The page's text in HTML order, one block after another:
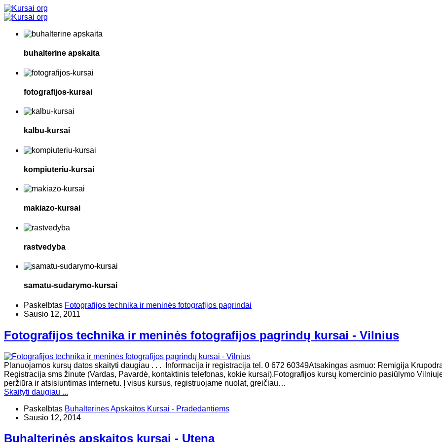
buhalterine apskaita
fotografijos-kursai
kalbu-kursai
kompiuteriu-kursai
makiazo-kursai
rastvedyba
samatu-sudarymo-kursai
Paskelbtas Fotografijos technika ir meninės fotografijos pagrindai
Sausio 12, 2011
Fotografijos technika ir meninės fotografijos pagrindų kursai - Vilnius
Planuojamos kursų datos skaityti daugiau . . . Informacija ir registracija tel. 0 672 60349Atsakingas asmuo: Remigija
Registracija sms žinute (Vardas, Pavardė, kontaktinis telefonas, kokie kursai).Fotografijos kursų komercinio pasiūlymo
peržiūra ir atsisiuntimas internetu. Į visus kursus, registruojame nuolat, greičiau…
Skaityti daugiau ...
Paskelbtas Buhalterinės Apskaitos Kursai - Pradedantiems
Sausio 12, 2014
Buhalterinės apskaitos kursai - Utena